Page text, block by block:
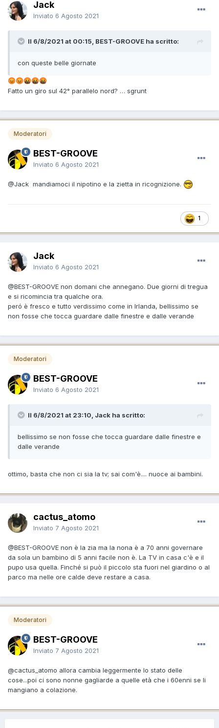
Jack
Inviato 6 Agosto 2021
Il 6/8/2021 at 00:15, BEST-GROOVE ha scritto:
con queste belle giornate
😡😡🤬🤬🤬
Fatto un giro sul 42° parallelo nord? … sgrunt
Moderatori
BEST-GROOVE
Inviato 6 Agosto 2021
@Jack mandiamoci il nipotino e la zietta in ricognizione.
1
Jack
Inviato 6 Agosto 2021
@BEST-GROOVE non domani che annegano. Due giorni di tregua
e si ricomincia tra qualche ora.
peró è fresco e tutto verdissimo come in Irlanda, bellissimo se
non fosse che tocca guardare dalle finestre e dalle verande
Moderatori
BEST-GROOVE
Inviato 6 Agosto 2021
Il 6/8/2021 at 23:10, Jack ha scritto:
bellissimo se non fosse che tocca guardare dalle finestre e
dalle verande
ottimo, basta che non ci sia la tv; sai com'è.... nuoce ai bambini.
cactus_atomo
Inviato 7 Agosto 2021
@BEST-GROOVE non è la zia ma la nona è a 70 anni governare
da sola un bambino di 5 anni facile non è. La TV in casa c'è e il
pupo usa quella. Finché si può il piccolo sta fuori nel giardino o al
parco ma nelle ore calde deve restare a casa.
Moderatori
BEST-GROOVE
Inviato 7 Agosto 2021
@cactus_atomo allora cambia leggermente lo stato delle
cose...poi ci sono nonne gagliarde a quelle età che i 60enni se li
mangiano a colazione.